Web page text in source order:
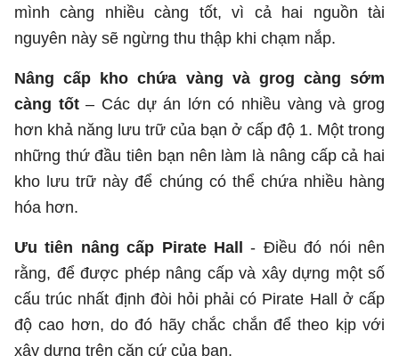
mình càng nhiều càng tốt, vì cả hai nguồn tài
nguyên này sẽ ngừng thu thập khi chạm nắp.
Nâng cấp kho chứa vàng và grog càng sớm
càng tốt– Các dự án lớn có nhiều vàng và grog
hơn khả năng lưu trữ của bạn ở cấp độ 1. Một trong
những thứ đầu tiên bạn nên làm là nâng cấp cả hai
kho lưu trữ này để chúng có thể chứa nhiều hàng
hóa hơn.
Ưu tiên nâng cấp Pirate Hall - Điều đó nói nên
rằng, để được phép nâng cấp và xây dựng một số
cấu trúc nhất định đòi hỏi phải có Pirate Hall ở cấp
độ cao hơn, do đó hãy chắc chắn để theo kịp với
xây dựng trên căn cứ của bạn.